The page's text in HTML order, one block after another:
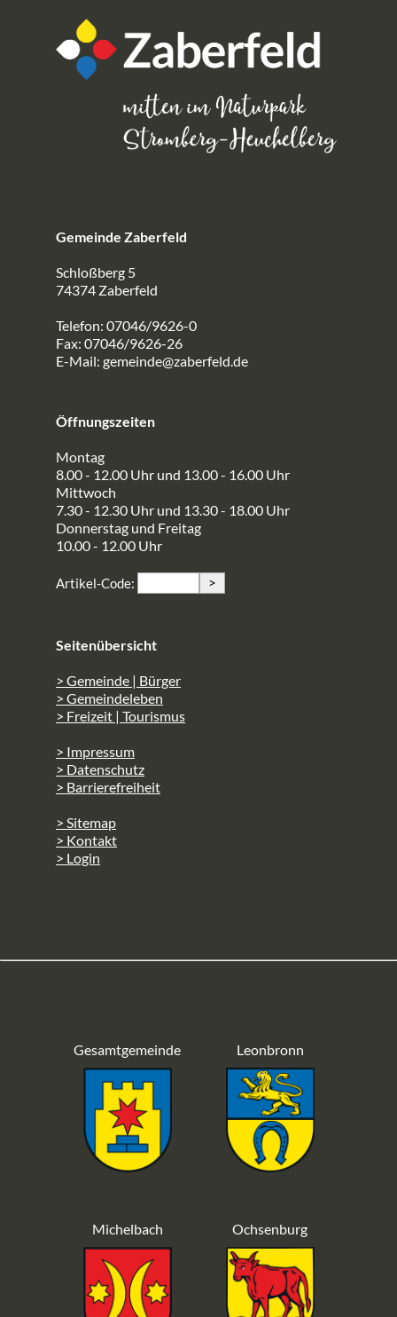
Gemeinde Zaberfeld
Schloßberg 5
74374 Zaberfeld
Telefon: 07046/9626-0
Fax: 07046/9626-26
E-Mail: gemeinde@zaberfeld.de
Öffnungszeiten
Montag
8.00 - 12.00 Uhr und 13.00 - 16.00 Uhr
Mittwoch
7.30 - 12.30 Uhr und 13.30 - 18.00 Uhr
Donnerstag und Freitag
10.00 - 12.00 Uhr
Artikel-Code: >
Seitenübersicht
> Gemeinde | Bürger
> Gemeindeleben
> Freizeit | Tourismus
> Impressum
> Datenschutz
> Barrierefreiheit
> Sitemap
> Kontakt
> Login
Gesamtgemeinde Leonbronn
Michelbach Ochsenburg